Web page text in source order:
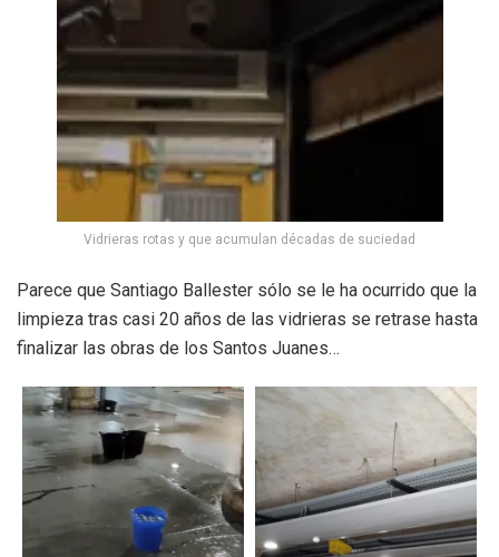
Vidrieras rotas y que acumulan décadas de suciedad
Parece que Santiago Ballester sólo se le ha ocurrido que la
limpieza tras casi 20 años de las vidrieras se retrase hasta
finalizar las obras de los Santos Juanes…